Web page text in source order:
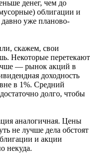
денег, чем до
облигации и
давно уже планово-
скажем, свои
Некоторые перетекают
— рынок акций в
доходность
в 1%. Средний
долго, чтобы
аналогичная. Цены
не лучше дела обстоят
и акции
некуда.